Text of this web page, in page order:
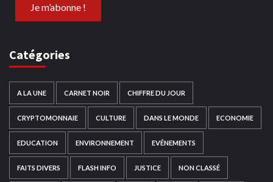
Catégories
A LA UNE CARNET NOIR CHIFFRE DU JOUR
CRYPTOMONNAIE CULTURE DANS LE MONDE ECONOMIE
EDUCATION ENVIRONNEMENT EVÉNEMENTS
FAITS DIVERS FLASH INFO JUSTICE NON CLASSÉ